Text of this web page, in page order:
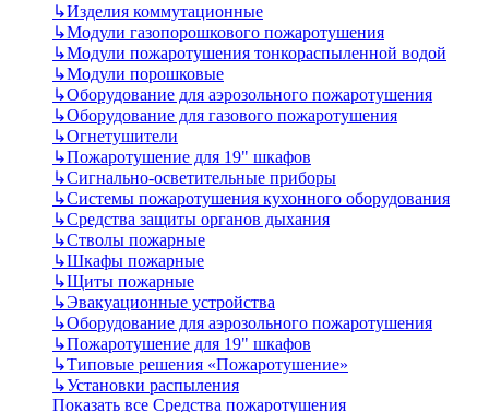
↳Изделия коммутационные
↳Модули газопорошкового пожаротушения
↳Модули пожаротушения тонкораспыленной водой
↳Модули порошковые
↳Оборудование для аэрозольного пожаротушения
↳Оборудование для газового пожаротушения
↳Огнетушители
↳Пожаротушение для 19" шкафов
↳Сигнально-осветительные приборы
↳Системы пожаротушения кухонного оборудования
↳Средства защиты органов дыхания
↳Стволы пожарные
↳Шкафы пожарные
↳Щиты пожарные
↳Эвакуационные устройства
↳Оборудование для аэрозольного пожаротушения
↳Пожаротушение для 19" шкафов
↳Типовые решения «Пожаротушение»
↳Установки распыления
Показать все Средства пожаротушения